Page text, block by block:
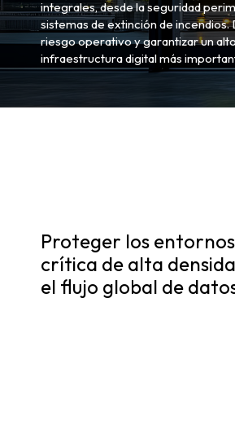
integrales, desde la seguridad
sistemas de extinción de
riesgo operativo y garantizar un
infraestructura digital más
Proteger los
crítica de alta
el flujo global de